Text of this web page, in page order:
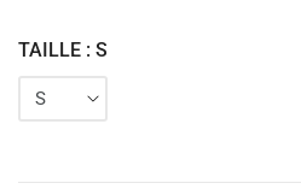
TAILLE : S